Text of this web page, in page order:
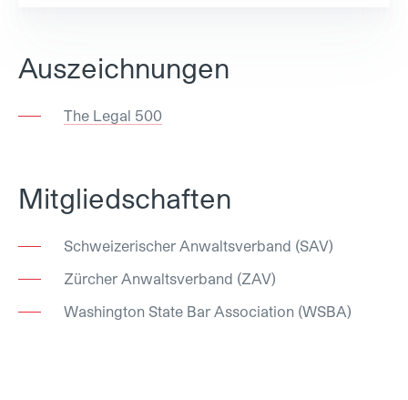
Auszeichnungen
The Legal 500
Mitgliedschaften
Schweizerischer Anwaltsverband (SAV)
Zürcher Anwaltsverband (ZAV)
Washington State Bar Association (WSBA)